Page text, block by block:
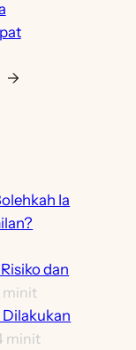
→
Ia
dan
minit
Dilakukan
minit